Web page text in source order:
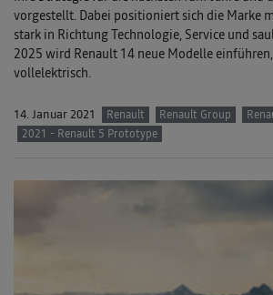
vorgestellt. Dabei positioniert sich die Marke
stark in Richtung Technologie, Service und
2025 wird Renault 14 neue Modelle
vollelektrisch.
14. Januar 2021 Renault Renault Group
2021 - Renault 5 Prototype